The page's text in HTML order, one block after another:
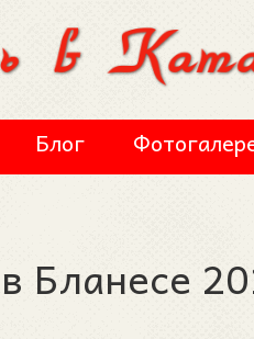
Блог
Бланесе